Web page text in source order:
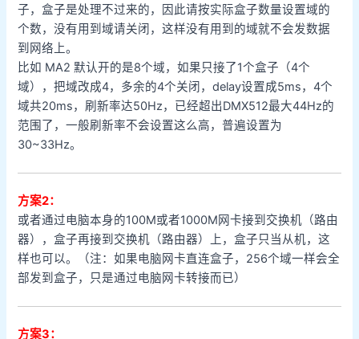
子，盒子是处理不过来的，因此请按实际盒子数量设置域的
个数，没有用到域请关闭，这样没有用到的域就不会发数据
到网络上。
比如 MA2 默认开的是8个域，如果只接了1个盒子（4个
域），把域改成4，多余的4个关闭，delay设置成5ms，4个
域共20ms，刷新率达50Hz，已经超出DMX512最大44Hz的
范围了，一般刷新率不会设置这么高，普遍设置为
30~33Hz。
方案2：
或者通过电脑本身的100M或者1000M网卡接到交换机（路由
器），盒子再接到交换机（路由器）上，盒子只当从机，这
样也可以。（注：如果电脑网卡直连盒子，256个域一样会全
部发到盒子，只是通过电脑网卡转接而已）
方案3：